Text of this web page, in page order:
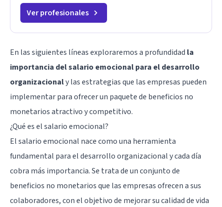
Ver profesionales
En las siguientes líneas exploraremos a profundidad la
importancia del salario emocional para el desarrollo
organizacionaly las estrategias que las empresas pueden
implementar para ofrecer un paquete de beneficios no
monetarios atractivo y competitivo.
¿Qué es el salario emocional?
El salario emocional nace como una herramienta
fundamental para el desarrollo organizacional y cada día
cobra más importancia. Se trata de un conjunto de
beneficios no monetarios que las empresas ofrecen a sus
colaboradores, con el objetivo de mejorar su calidad de vida